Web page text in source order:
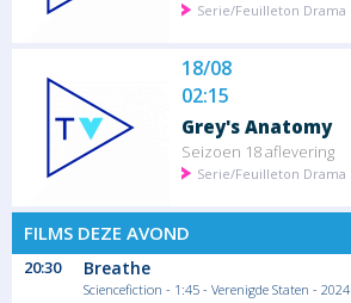
Serie/Feuilleton Drama
18/08
02:15
Grey's Anatomy
Seizoen 18 aflevering
Serie/Feuilleton Drama
FILMS DEZE AVOND
20:30 Breathe
Sciencefiction - 1:45 - Verenigde Staten - 2024